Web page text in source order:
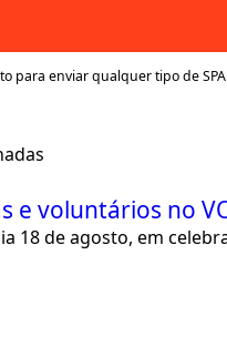
para enviar qualquer tipo de
e voluntários no
18 de agosto, em